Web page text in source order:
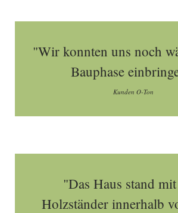
"Wir konnten uns noch
Bauphase
Kunden O-Ton
"Das Haus stand
Holzständer innerhalb